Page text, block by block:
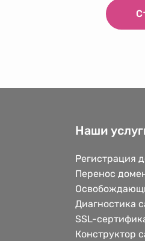
Наши
Регистрация
Перенос
Диагностика
SSL-
Конструктор